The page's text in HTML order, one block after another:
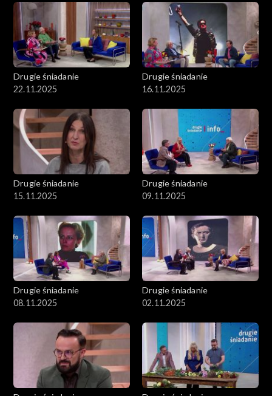
Drugie śniadanie
22.11.2025
Drugie śniadanie
16.11.2025
Drugie śniadanie
15.11.2025
Drugie śniadanie
09.11.2025
Drugie śniadanie
08.11.2025
Drugie śniadanie
02.11.2025